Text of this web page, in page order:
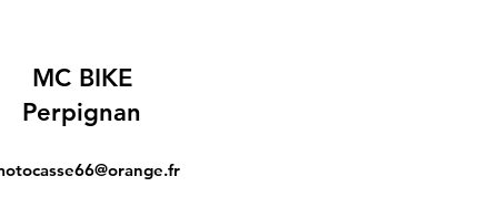
MC BIKE
Perpignan